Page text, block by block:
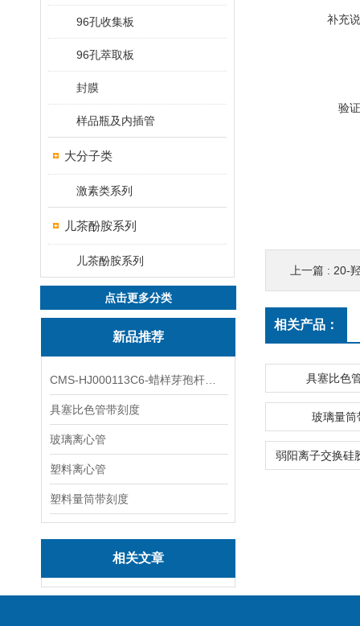
96孔收集板
96孔萃取板
封膜
样品瓶及内插管
大分子类
激素类系列
儿茶酚胺系列
儿茶酚胺系列
点击更多分类
新品推荐
具塞比色管带刻度
玻璃离心管
塑料离心管
塑料量筒带刻度
相关文章
补充
验
上一篇 : 20-羟
相关产品：
具塞比色
玻璃量筒